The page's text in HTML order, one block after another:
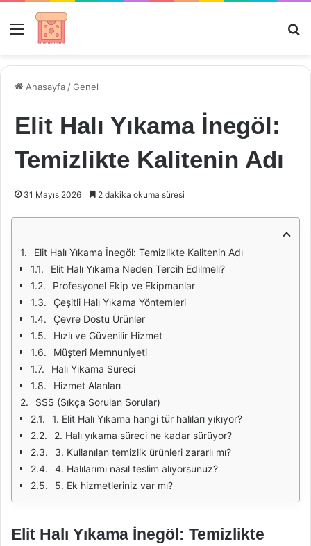
Menü
Anasayfa /Genel
Elit Halı Yıkama İnegöl:
Temizlikte Kalitenin Adı
31 Mayıs 2026 2 dakika okuma süresi
Elit Halı Yıkama İnegöl: Temizlikte Kalitenin Adı
Elit Halı Yıkama Neden Tercih Edilmeli?
Profesyonel Ekip ve Ekipmanlar
Çeşitli Halı Yıkama Yöntemleri
Çevre Dostu Ürünler
Hızlı ve Güvenilir Hizmet
Müşteri Memnuniyeti
Halı Yıkama Süreci
Hizmet Alanları
SSS (Sıkça Sorulan Sorular)
1. Elit Halı Yıkama hangi tür halıları yıkıyor?
2. Halı yıkama süreci ne kadar sürüyor?
3. Kullanılan temizlik ürünleri zararlı mı?
4. Halılarımı nasıl teslim alıyorsunuz?
5. Ek hizmetleriniz var mı?
Elit Halı Yıkama İnegöl: Temizlikte